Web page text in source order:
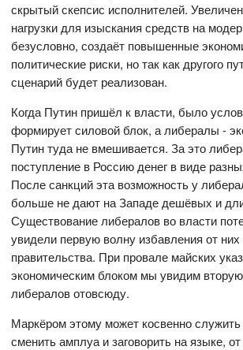
скрытый скепсис исполнителей.
нагрузки для изыскания средств на
безусловно, создаёт повышенные
политические риски, но так как другого
сценарий будет реализован.
Когда Путин пришёл к власти, было
формирует силовой блок, а либералы -
Путин туда не вмешивается. За это
поступление в Россию денег в виде
После санкций эта возможность у
больше не дают на Западе дешёвых и
Существование либералов во власти
увидели первую волну избавления от них
правительства. При провале майских
экономическим блоком мы увидим вторую
либералов отовсюду.
Маркёром этому может косвенно
сменить амплуа и заговорить на языке, от